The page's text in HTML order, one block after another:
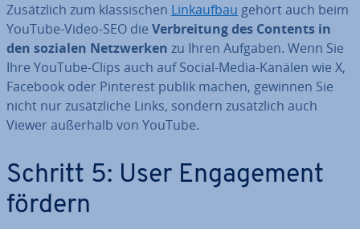
Zu­sätz­lich zum klas­si­schen Link­auf­bau gehört auch beim
YouTube-Video-SEO die Ver­brei­tung des Contents in
den sozialen Netz­wer­ken zu Ihren Aufgaben. Wenn Sie
Ihre YouTube-Clips auch auf Social-Media-Kanälen wie X,
Facebook oder Pinterest publik machen, gewinnen Sie
nicht nur zu­sätz­li­che Links, sondern zu­sätz­lich auch
Viewer außerhalb von YouTube.
Schritt 5: User En­ga­ge­ment
fördern